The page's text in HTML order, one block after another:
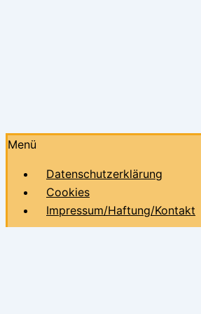
Menü
Datenschutzerklärung
Cookies
Impressum/Haftung/Kontakt